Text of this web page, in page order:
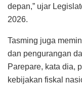
depan,” ujar
2026.
Tasming juga
dan pengurangan
Parepare, kata dia,
kebijakan fiskal